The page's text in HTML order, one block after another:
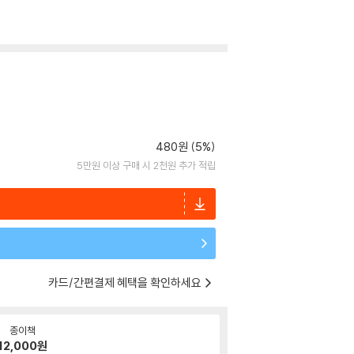
480원 (5%)
5만원 이상 구매 시 2천원 추가 적립
카드/간편결제 혜택을 확인하세요
종이책
원